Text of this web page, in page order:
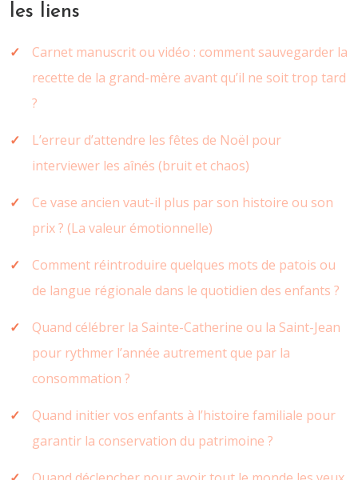
les liens
Carnet manuscrit ou vidéo : comment sauvegarder la
recette de la grand-mère avant qu’il ne soit trop tard
?
L’erreur d’attendre les fêtes de Noël pour
interviewer les aînés (bruit et chaos)
Ce vase ancien vaut-il plus par son histoire ou son
prix ? (La valeur émotionnelle)
Comment réintroduire quelques mots de patois ou
de langue régionale dans le quotidien des enfants ?
Quand célébrer la Sainte-Catherine ou la Saint-Jean
pour rythmer l’année autrement que par la
consommation ?
Quand initier vos enfants à l’histoire familiale pour
garantir la conservation du patrimoine ?